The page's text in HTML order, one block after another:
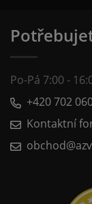
Po-Pá 7:00 -
+420 702
Kontaktní